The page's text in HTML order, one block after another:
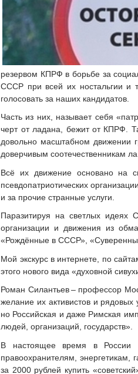
резервом КПРФ в борьбе за
СССР при всей их ностальгии и
голосовать за наших кандидатов.
Часть из них, называет себя
черт от ладана, бежит от КПРФ.
довольно масштабном движении
доверчивым соотечественникам
Всё их движение основано на
псевдопатриотических
и за прочие странные услуги.
Паразитируя на светлых идеях
организации и движения из
«Рождённые в СССР»,
Мой экскурс в интернете, по
этого нового вида «духовной
Роман Силантьев – профессор
желание их активистов и
но Российская и даже Римская
людей, организаций, государств».
В настоящее время в России
правоохранителям, энергетикам,
за 2000 рублей купить